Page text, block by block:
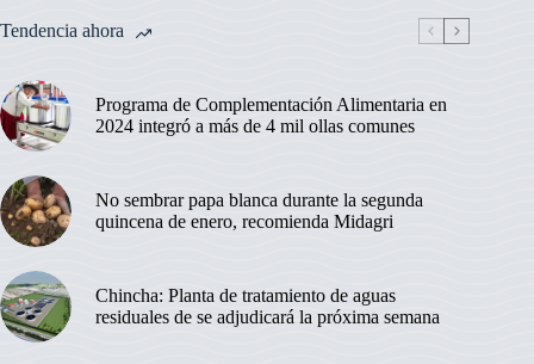
Tendencia ahora
Programa de Complementación Alimentaria en
2024 integró a más de 4 mil ollas comunes
No sembrar papa blanca durante la segunda
quincena de enero, recomienda Midagri
Chincha: Planta de tratamiento de aguas
residuales de se adjudicará la próxima semana